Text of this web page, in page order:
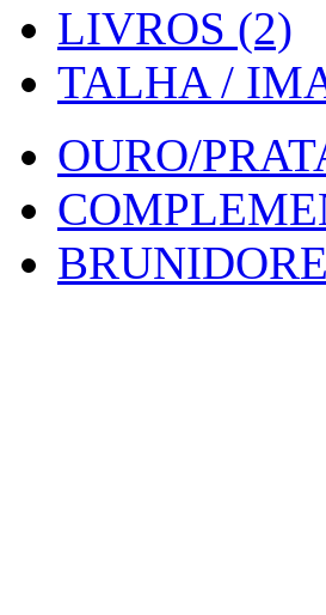
LIVROS (2)
TALHA /
OURO/